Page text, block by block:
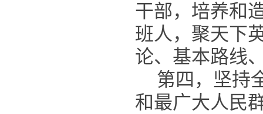
干部，培养和
班人，聚天下
论、基本路线
第四，坚持
和最广大人民